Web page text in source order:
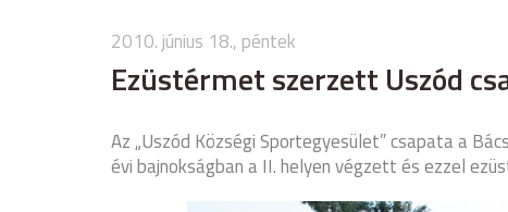
2010. június 18., péntek
Ezüstérmet szerzett Uszód
Az „Uszód Községi Sportegyesület” csapata a
évi bajnokságban a II. helyen végzett és ezzel